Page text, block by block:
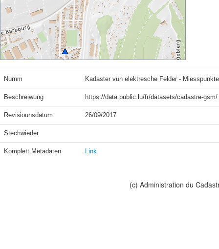
Numm Kadaster vun elektresche Felder -
Beschreiwung https://data.public.lu/fr/datasets/cadastre-gsm/
Revisiounsdatum 26/09/2017
Stëchwieder
Komplett Metadaten Link
(c) Administration du